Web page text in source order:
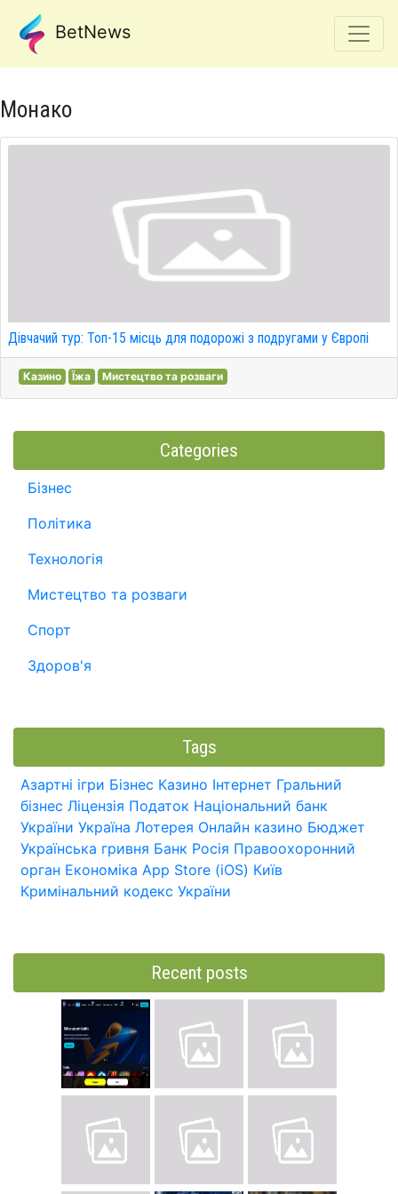
BetNews
Монако
Дівчачий тур: Топ-15 місць для подорожі з подругами у Європі
Казино Їжа Мистецтво та розваги
Categories
Бізнес
Політика
Технологія
Мистецтво та розваги
Спорт
Здоров'я
Tags
Азартні ігри Бізнес Казино Інтернет Гральний
бізнес Ліцензія Податок Національний банк
України Україна Лотерея Онлайн казино Бюджет
Українська гривня Банк Росія Правоохоронний
орган Економіка App Store (iOS) Київ
Кримінальний кодекс України
Recent posts